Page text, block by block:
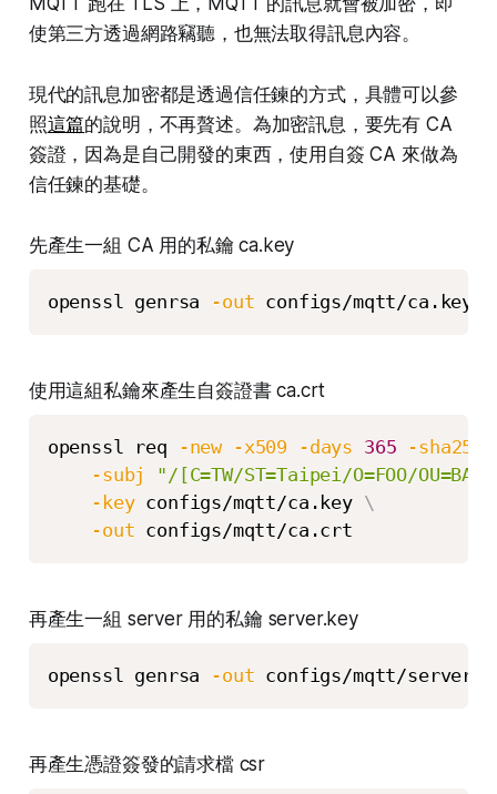
使第三方透過網路竊聽，也無法取得訊息內容。
現代的訊息加密都是透過信任鍊的方式，具體可以參
照這篇的說明，不再贅述。為加密訊息，要先有 CA
簽證，因為是自己開發的東西，使用自簽 CA 來做為
信任鍊的基礎。
先產生一組 CA 用的私鑰 ca.key
openssl genrsa -out configs/mqtt/ca.key
使用這組私鑰來產生自簽證書 ca.crt
openssl req -new -x509 -days 365 -sha256
-subj
"/[C=TW/ST=Taipei/O=FOO/
-key configs/mqtt/ca.key \
-out configs/mqtt/ca.crt
再產生一組 server 用的私鑰 server.key
openssl genrsa -out configs/mqtt/
再產生憑證簽發的請求檔 csr